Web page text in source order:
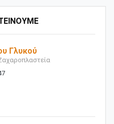
Γλυκού